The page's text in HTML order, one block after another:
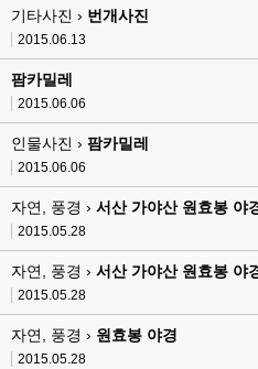
기타사진 › 번개사진
2015.06.13
팜카밀레
2015.06.06
인물사진 › 팜카밀레
2015.06.06
자연, 풍경 › 서산 가야산 원효봉 야
2015.05.28
자연, 풍경 › 서산 가야산 원효봉 야
2015.05.28
자연, 풍경 › 원효봉 야경
2015.05.28